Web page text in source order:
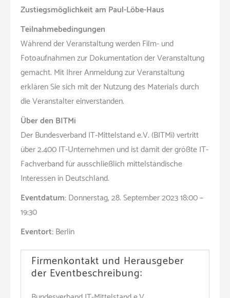
Zustiegsmöglichkeit am Paul-Löbe-Haus
Teilnahmebedingungen
Während der Veranstaltung werden Film- und
Fotoaufnahmen zur Dokumentation der Veranstaltung
gemacht. Mit Ihrer Anmeldung zur Veranstaltung
erklären Sie sich mit der Nutzung des Materials durch
die Veranstalter einverstanden.
Über den BITMi
Der Bundesverband IT-Mittelstand e.V. (BITMi) vertritt
über 2.400 IT-Unternehmen und ist damit der größte IT-
Fachverband für ausschließlich mittelständische
Interessen in Deutschland.
Eventdatum:Donnerstag, 28. September 2023 18:00 –
19:30
Eventort:Berlin
Firmenkontakt und Herausgeber
der Eventbeschreibung: